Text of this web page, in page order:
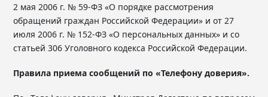
2 мая 2006 г. № 59-ФЗ «О порядке рассмотрения
обращений граждан Российской Федерации» и от 27
июля 2006 г. № 152-ФЗ «О персональных данных» и со
статьей 306 Уголовного кодекса Российской Федерации.
Правила приема сообщений по «Телефону доверия».